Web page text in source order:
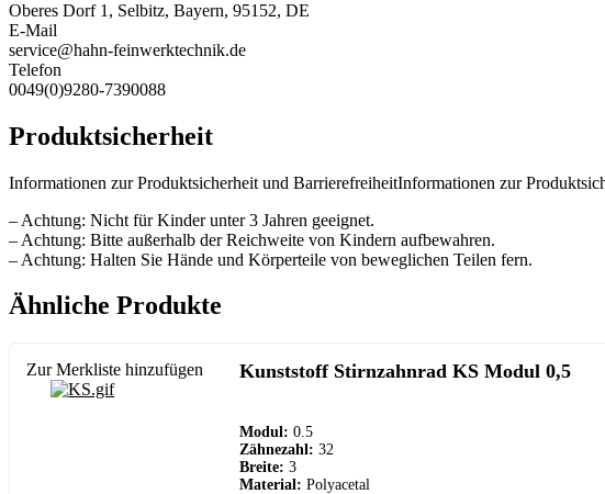
Oberes Dorf 1, Selbitz, Bayern, 95152, DE
E-Mail
service@hahn-feinwerktechnik.de
Telefon
0049(0)9280-7390088
Produktsicherheit
Informationen zur Produktsicherheit und BarrierefreiheitInformationen zur
– Achtung: Nicht für Kinder unter 3 Jahren geeignet.
– Achtung: Bitte außerhalb der Reichweite von Kindern aufbewahren.
– Achtung: Halten Sie Hände und Körperteile von beweglichen Teilen fern.
Ähnliche Produkte
Zur Merkliste hinzufügen Kunststoff Stirnzahnrad KS Modul 0,5
Modul: 0.5
Zähnezahl: 32
Breite: 3
Material: Polyacetal